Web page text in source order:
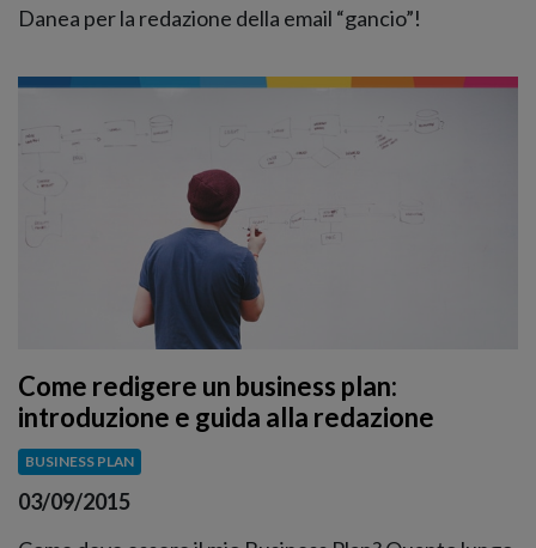
Danea per la redazione della email “gancio”!
Come redigere un business plan:
introduzione e guida alla redazione
BUSINESS PLAN
03/09/2015